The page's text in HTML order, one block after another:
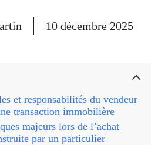
10 décembre 2025
et responsabilités du vendeur
transaction immobilière
majeurs lors de l’achat
par un particulier